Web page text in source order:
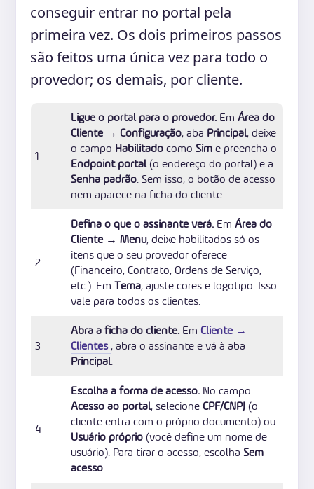
conseguir entrar no portal pela
primeira vez. Os dois primeiros passos
são feitos uma única vez para todo o
provedor; os demais, por cliente.
1
Ligue o portal para o provedor. Em Área do
Cliente → Configuração, aba Principal, deixe
o campo Habilitadocomo Sime preencha o
Endpoint portal(o endereço do portal) e a
Senha padrão. Sem isso, o botão de acesso
nem aparece na ficha do cliente.
2
Defina o que o assinante verá. Em Área do
Cliente → Menu, deixe habilitados só os
itens que o seu provedor oferece
(Financeiro, Contrato, Ordens de Serviço,
etc.). Em Tema, ajuste cores e logotipo. Isso
vale para todos os clientes.
3
Abra a ficha do cliente. Em Cliente →
Clientes, abra o assinante e vá à aba
Principal.
4
Escolha a forma de acesso. No campo
Acesso ao portal, selecione CPF/CNPJ (o
cliente entra com o próprio documento) ou
Usuário próprio (você define um nome de
usuário). Para tirar o acesso, escolha Sem
acesso.